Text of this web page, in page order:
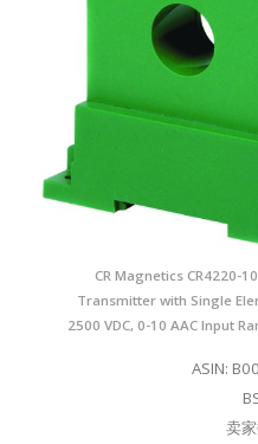
CR Magnetics CR4220-
Transmitter with Single
2500 VDC, 0-10 AAC Input
ASIN:
卖